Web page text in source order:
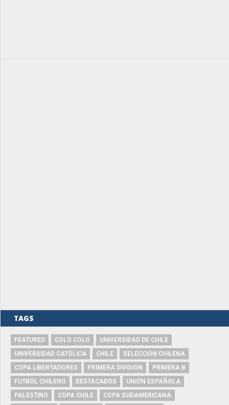
TAGS
FEATURED COLO COLO
UNIVERSIDAD DE CHILE
UNIVERSIDAD CATÓLICA
CHILE
SELECCIÓN CHILENA
COPA LIBERTADORES
PRIMERA DIVISIÓN
PRIMERA B
FUTBOL CHILENO
DESTACADOS
UNIÓN ESPAÑOLA
PALESTINO
COPA CHILE
COPA SUDAMERICANA